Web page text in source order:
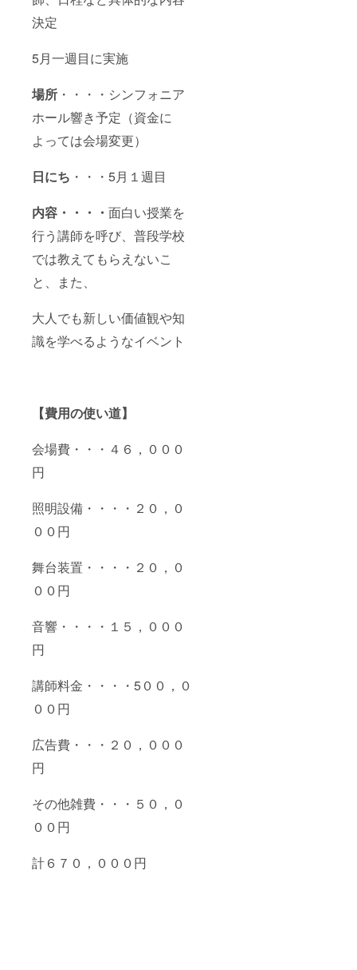
決定
5月一週目に実施
場所 ・・・・シンフォニア
ホール響き予定（資金に
よっては会場変更）
日にち ・・・5月１週目
内容・・・・ 面白い授業を
行う講師を呼び、普段学校
では教えてもらえないこ
と、また、
大人でも新しい価値観や知
識を学べるようなイベント
【費用の使い道】
会場費・・・４６，０００
円
照明設備・・・・２０，０
００円
舞台装置・・・・２０，０
００円
音響・・・・１５，０００
円
講師料金・・・・ 5０ ０，０
００円
広告費・・・２０，０００
円
その他雑費・・・５０，０
００円
計６７０，０００円